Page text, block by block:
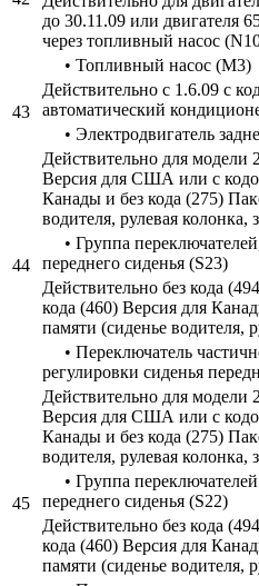
до 30.11.09 или двигателя
через топливный насос
• Топливный насос (М3)
43
Действительно с 1.6.09 с
автоматический
• Электродвигатель
44
Действительно для модели
Версия для США или с
Канады и без кода (275)
водителя, рулевая колонка,
• Группа
переднего сиденья (S23)
Действительно без кода
кода (460) Версия для
памяти (сиденье водителя,
• Переключатель
регулировки сиденья
45
Действительно для модели
Версия для США или с
Канады и без кода (275)
водителя, рулевая колонка,
• Группа переключателей
переднего сиденья (S22)
Действительно без кода
кода (460) Версия для
памяти (сиденье водителя,